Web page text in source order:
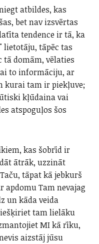
atbildes, kas
bet nav izsvērtas
tendence ir tā, ka
lietotāju, tāpēc tas
tā domām, vēlaties
to informāciju, ar
kurai tam ir piekļuve;
kļūdaina vai
atspoguļos šos
kas šobrīd ir
ātrāk, uzzināt
tāpat kā jebkurš
apdomu Tam nevajag
un kāda veida
tam lielāku
MI kā rīku,
aizstāj jūsu